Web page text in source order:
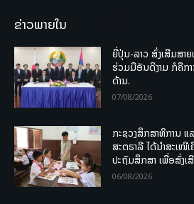
ຂ່າວພາຍໃນ
ຍີ່ປຸ່ນ-ລາວ ສົ່ງເສີມສາ
ຮ່ວມມືອັນດີງາມ ກໍຄືກ
ດ້ານ.
07/08/2026
ກະຊວງສຶກສາທິການ
ສະຕຣາລີ ໄດ້ນຳສະເໜີ
ປະຖົມສຶກສາ ເພື່ອສົ່ງເ
06/08/2026